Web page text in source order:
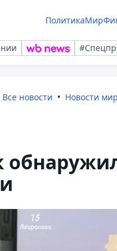
ПолитикаМир
Все новости Новости